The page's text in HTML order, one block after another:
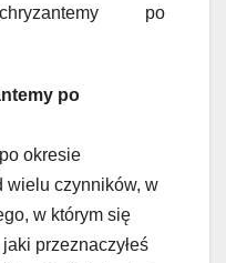
po
po
okresie
wielu czynników, w
w którym się
przeznaczyłeś